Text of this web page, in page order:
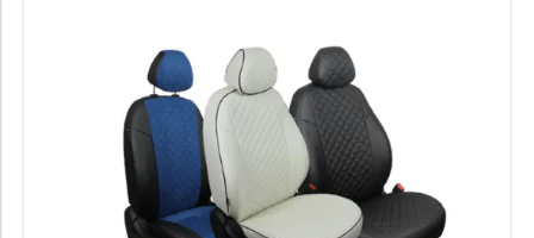
Категория Avito
Страна происхождения